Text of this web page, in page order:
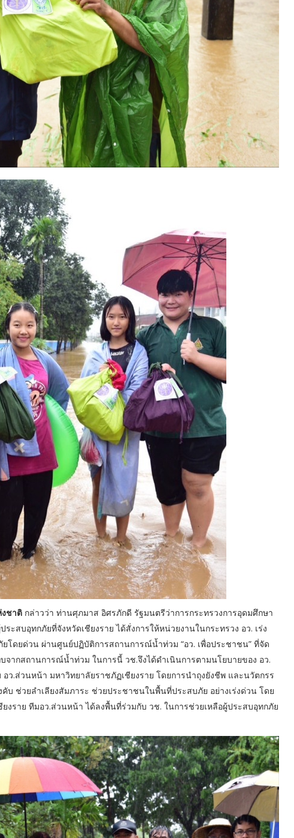
งชาติ กล่าวว่า ท่านศุภมาส อิศรภักดี รัฐมนตรีว่าการกระทรวงการอุดมศึกษา
สบอุทกภัยที่จังหวัดเชียงราย ได้สั่งการให้หน่วยงานในกระทรวง อว. เร่ง
โดยด่วน ผ่านศูนย์ปฏิบัติการสถานการณ์น้ำท่วม “อว. เพื่อประชาชน” ที่จัด
ากสถานการณ์น้ำท่วม ในการนี้ วช.จึงได้ดำเนินการตามนโยบายของ อว.
ว.ส่วนหน้า มหาวิทยาลัยราชภัฏเชียงราย โดยการนำถุงยังชีพ และนวัตกรร
บ ช่วยลำเลียงสัมภาระ ช่วยประชาชนในพื้นที่ประสบภัย อย่างเร่งด่วน โดย
ราย ทีมอว.ส่วนหน้า ได้ลงพื้นที่ร่วมกับ วช. ในการช่วยเหลือผู้ประสบอุทกภัย